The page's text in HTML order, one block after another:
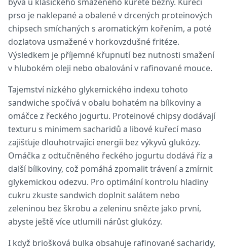
prso je naklepané a obalené v drcených proteinových
chipsech smíchaných s aromatickým kořením, a poté
dozlatova usmažené v horkovzdušné fritéze.
Výsledkem je příjemné křupnutí bez nutnosti smažení
v hlubokém oleji nebo obalování v rafinované mouce.
Tajemství nízkého glykemického indexu tohoto
sandwiche spočívá v obalu bohatém na bílkoviny a
omáčce z řeckého jogurtu. Proteinové chipsy dodávají
texturu s minimem sacharidů a libové kuřecí maso
zajišťuje dlouhotrvající energii bez výkyvů glukózy.
Omáčka z odtučněného řeckého jogurtu dodává říz a
další bílkoviny, což pomáhá zpomalit trávení a zmírnit
glykemickou odezvu. Pro optimální kontrolu hladiny
cukru zkuste sandwich doplnit salátem nebo
zeleninou bez škrobu a zeleninu snězte jako první,
abyste ještě více utlumili nárůst glukózy.
I když briošková bulka obsahuje rafinované sacharidy,